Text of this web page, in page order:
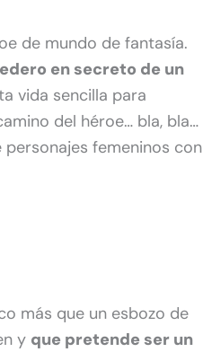
de mundo de fantasía.
en secreto de un
vida sencilla para
del héroe… bla, bla…
femeninos con
más que un esbozo de
y que pretende ser un